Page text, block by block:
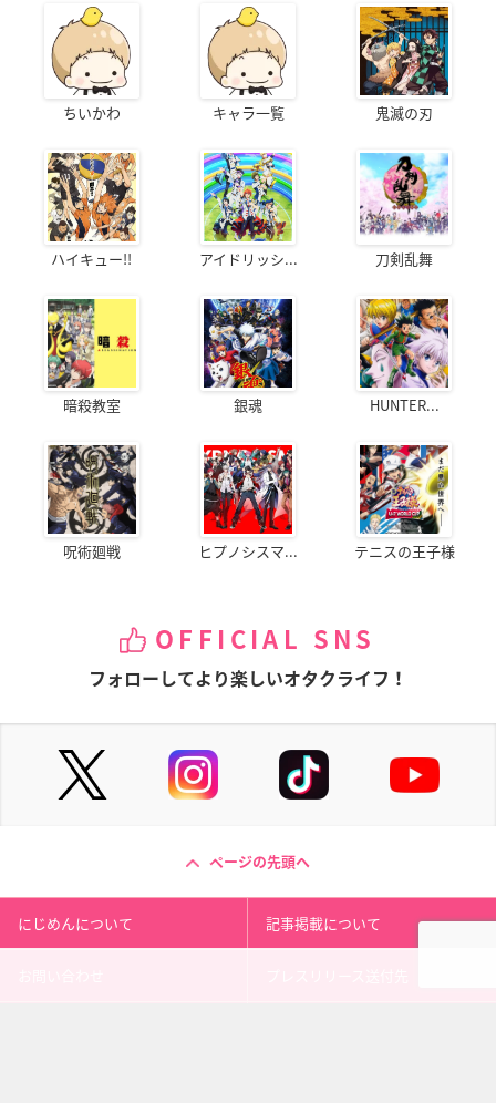
ちいかわ キャラ一覧 鬼滅の刃
ハイキュー!! アイドリッシ... 刀剣乱舞
暗殺教室 銀魂 HUNTER...
呪術廻戦 ヒプノシスマ... テニスの王子様
OFFICIAL SNS
フォローしてより楽しいオタクライフ！
ページの先頭へ
にじめんについて 記事掲載について